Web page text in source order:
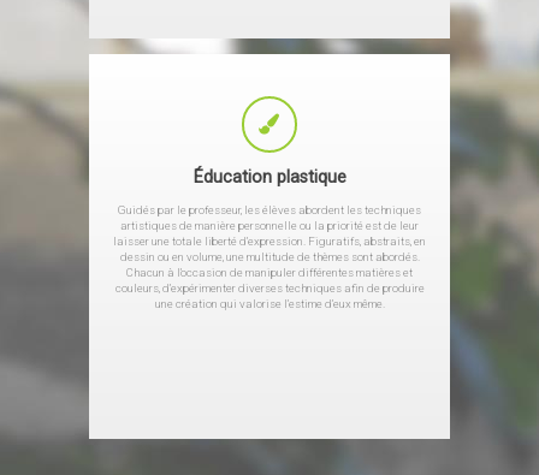
Éducation plastique
Guidés par le professeur, les élèves abordent les techniques
artistiques de manière personnelle ou la priorité est de leur
laisser une totale liberté d’expression. Figuratifs, abstraits, en
dessin ou en volume, une multitude de thèmes sont abordés.
Chacun à l’occasion de manipuler différentes matières et
couleurs, d’expérimenter diverses techniques afin de produire
une création qui valorise l’estime d’eux même.